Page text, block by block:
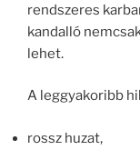
rendszeres
kandalló
lehet.
A leggyakoribb
rossz huzat,